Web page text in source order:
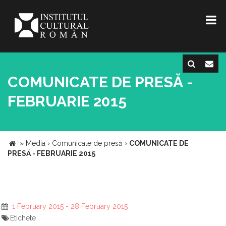
COMUNICATE DE PRESĂ -
FEBRUARIE 2015
» Media › Comunicate de presă › COMUNICATE DE
PRESĂ - FEBRUARIE 2015
1 February 2015 - 28 February 2015
Etichete